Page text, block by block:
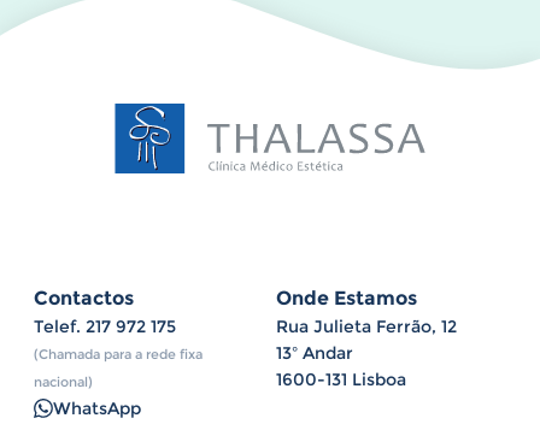
Contactos
Telef. 217 972 175
(Chamada para a rede fixa
nacional)
WhatsApp
Onde Estamos
Rua Julieta Ferrão, 12
13º Andar
1600-131 Lisboa